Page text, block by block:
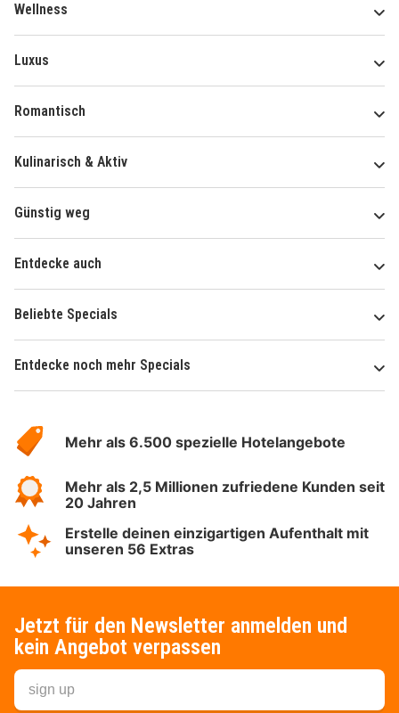
Wellness
Luxus
Romantisch
Kulinarisch & Aktiv
Günstig weg
Entdecke auch
Beliebte Specials
Entdecke noch mehr Specials
Hotelspecials
Mehr als 6.500 spezielle Hotelangebote
Mehr als 2,5 Millionen zufriedene Kunden seit
20 Jahren
Erstelle deinen einzigartigen Aufenthalt mit
unseren 56 Extras
Jetzt für den Newsletter anmelden und
kein Angebot verpassen